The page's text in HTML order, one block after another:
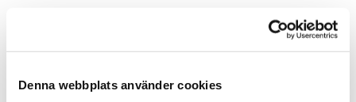
Denna webbplats använder cookies